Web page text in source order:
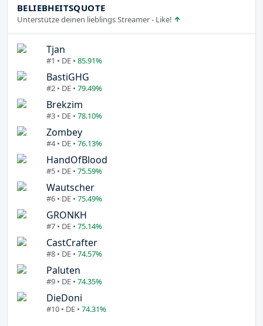
BELIEBHEITSQUOTE
Unterstütze deinen lieblings Streamer - Like!
Tjan
#1 • DE • 85.91%
BastiGHG
#2 • DE • 79.49%
Brekzim
#3 • DE • 78.10%
Zombey
#4 • DE • 76.13%
HandOfBlood
#5 • DE • 75.59%
Wautscher
#6 • DE • 75.49%
GRONKH
#7 • DE • 75.14%
CastCrafter
#8 • DE • 74.57%
Paluten
#9 • DE • 74.35%
DieDoni
#10 • DE • 74.31%